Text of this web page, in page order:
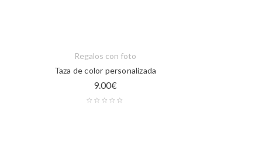
Regalos con foto
Taza de color personalizada
9.00€